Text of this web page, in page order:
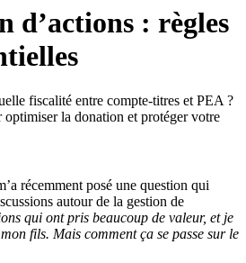
d’actions : règles
fiscalité entre compte-titres et PEA ?
la donation et protéger votre
récemment posé une question qui
autour de la gestion de
qui ont pris beaucoup de valeur, et je
fils. Mais comment ça se passe sur le